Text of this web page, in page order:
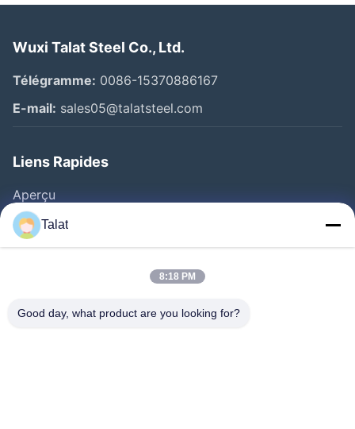
Wuxi Talat Steel Co., Ltd.
Télégramme: 0086-15370886167
E-mail: sales05@talatsteel.com
Liens Rapides
Aperçu
Produits
A Propos De Nous
Contrôle De La Qualité
Talat
8:18 PM
Good day, what product are you looking for?